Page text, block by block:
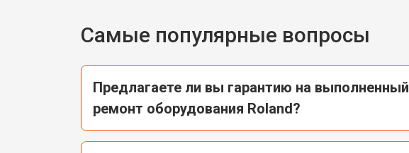
Восстановление после попадания влаги
Прошивка (Обновление ПО)
Замена экрана синтезатора Roland
Самые популярные вопросы
Предлагаете ли вы гарантию на выполненный
ремонт оборудования Roland?